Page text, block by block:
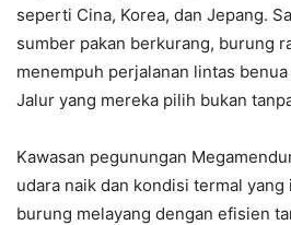
seperti Cina, Korea, dan Jepang.
sumber pakan berkurang, burung
menempuh perjalanan lintas
Jalur yang mereka pilih bukan
Kawasan pegunungan
udara naik dan kondisi termal
burung melayang dengan efisien